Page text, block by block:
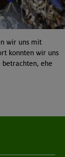
wir uns mit
konnten wir uns
betrachten, ehe